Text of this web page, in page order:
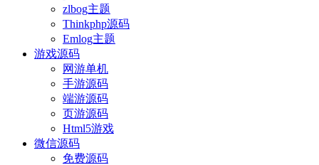
zlbog主题
Thinkphp源码
Emlog主题
游戏源码
网游单机
手游源码
端游源码
页游源码
Html5游戏
微信源码
免费源码